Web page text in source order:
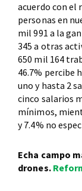
acuerdo con el
personas en
mil 991 a la
345 a otras
650 mil 164
46.7% percibe
uno y hasta 2
cinco salarios
mínimos,
y 7.4% no
Echa campo
drones.